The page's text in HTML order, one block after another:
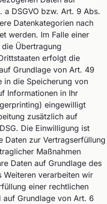
a DSGVO bzw. Art. 9 Abs.
Datenkategorien nach
werden. Im Falle einer
Übertragung
erfolgt die
Grundlage von Art. 49
in die Speicherung von
Informationen in Ihr
eingewilligt
zusätzlich auf
Die Einwilligung ist
Daten zur Vertragserfüllung
Maßnahmen
Daten auf Grundlage des
Weiteren verarbeiten wir
einer rechtlichen
Grundlage von Art. 6